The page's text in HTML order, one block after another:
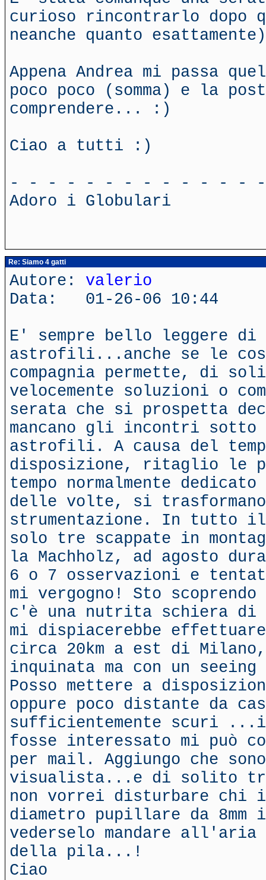
curioso rincontrarlo dopo
neanche quanto esattamente)
Appena Andrea mi passa
poco poco (somma) e la
comprendere... :)
Ciao a tutti :)
- - - - - - - - - - - - -
Adoro i Globulari
Re: Siamo 4 gatti
Autore: valerio
Data: 01-26-06 10:44
E' sempre bello leggere
astrofili...anche se le
compagnia permette, di
velocemente soluzioni o
serata che si prospetta
mancano gli incontri
astrofili. A causa del
disposizione, ritaglio le
tempo normalmente
delle volte, si
strumentazione. In tutto
solo tre scappate in
la Machholz, ad agosto
6 o 7 osservazioni e
mi vergogno! Sto
c'è una nutrita schiera di
mi dispiacerebbe
circa 20km a est di Milano,
inquinata ma con un
Posso mettere a
oppure poco distante da
sufficientemente scuri
fosse interessato mi può
per mail. Aggiungo che
visualista...e di solito
non vorrei disturbare chi
diametro pupillare da
vederselo mandare all'aria
della pila...!
Ciao